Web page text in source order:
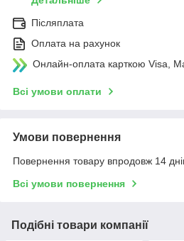
Післяплата
Оплата на рахунок
Онлайн-оплата карткою Visa,
Всі умови оплати
Умови повернення
Повернення товару впродовж 14
Всі умови повернення
Подібні товари компанії